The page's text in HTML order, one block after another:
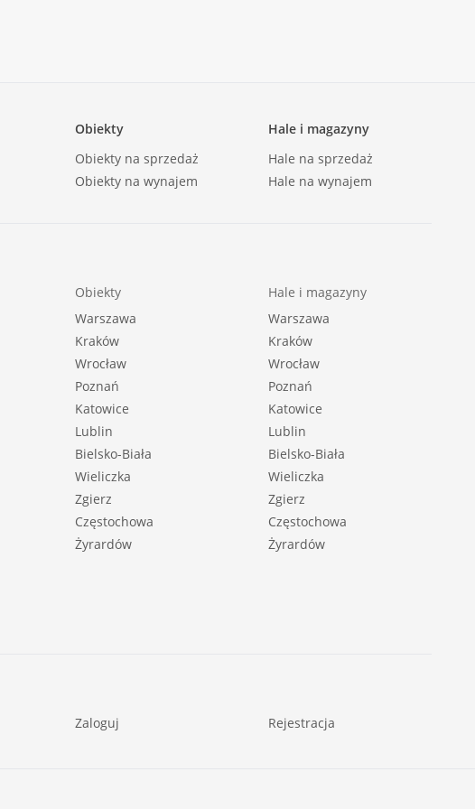
Obiekty
Obiekty na sprzedaż
Obiekty na wynajem
Hale i magazyny
Hale na sprzedaż
Hale na wynajem
Obiekty
Warszawa
Kraków
Wrocław
Poznań
Katowice
Lublin
Bielsko-Biała
Wieliczka
Zgierz
Częstochowa
Żyrardów
Hale i magazyny
Warszawa
Kraków
Wrocław
Poznań
Katowice
Lublin
Bielsko-Biała
Wieliczka
Zgierz
Częstochowa
Żyrardów
Zaloguj Rejestracja